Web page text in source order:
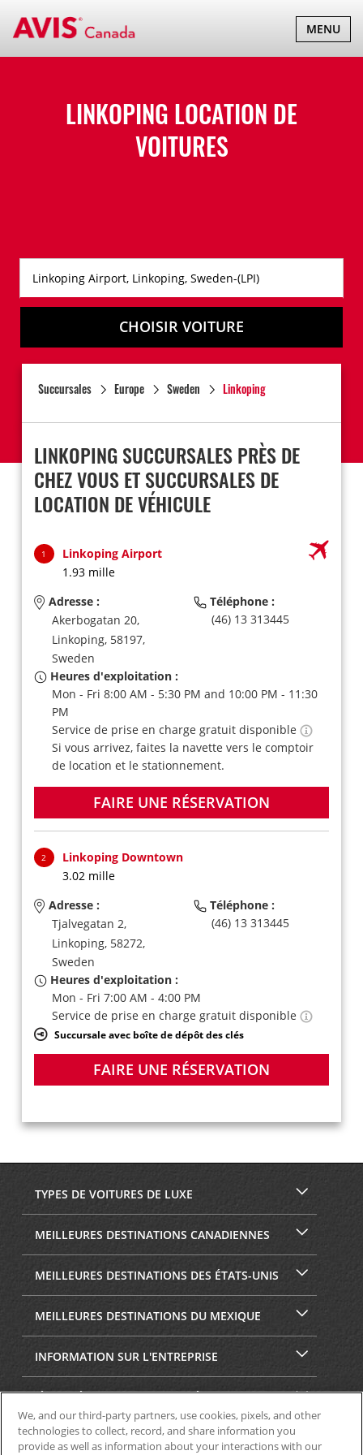
BASCULER
LA
MENU
LINKOPING LOCATION DE
VOITURES
CHOISIR VOITURE
Succursales Europe Sweden Linkoping
LINKOPING SUCCURSALES PRÈS DE
CHEZ VOUS ET SUCCURSALES DE
LOCATION DE VÉHICULE
1
Linkoping Airport
1.93 mille
Adresse :
Akerbogatan 20,
Linkoping, 58197,
Sweden
Téléphone :
(46) 13 313445
Heures d'exploitation :
Mon - Fri 8:00 AM - 5:30 PM and 10:00 PM - 11:30
PM
Service de prise en charge gratuit disponible
Si vous arrivez, faites la navette vers le comptoir
de location et le stationnement.
FAIRE UNE RÉSERVATION
2
Linkoping Downtown
3.02 mille
Adresse :
Tjalvegatan 2,
Linkoping, 58272,
Sweden
Téléphone :
(46) 13 313445
Heures d'exploitation :
Mon - Fri 7:00 AM - 4:00 PM
Service de prise en charge gratuit disponible
Succursale avec boîte de dépôt des clés
FAIRE UNE RÉSERVATION
TYPES DE VOITURES DE LUXE
MEILLEURES DESTINATIONS CANADIENNES
MEILLEURES DESTINATIONS DES ÉTATS-UNIS
MEILLEURES DESTINATIONS DU MEXIQUE
INFORMATION SUR L'ENTREPRISE
SÉCURITÉ ET CONFIDENTIALITÉ
We, and our third-party partners, use cookies, pixels, and other
technologies to collect, record, and share information you
provide as well as information about your interactions with our